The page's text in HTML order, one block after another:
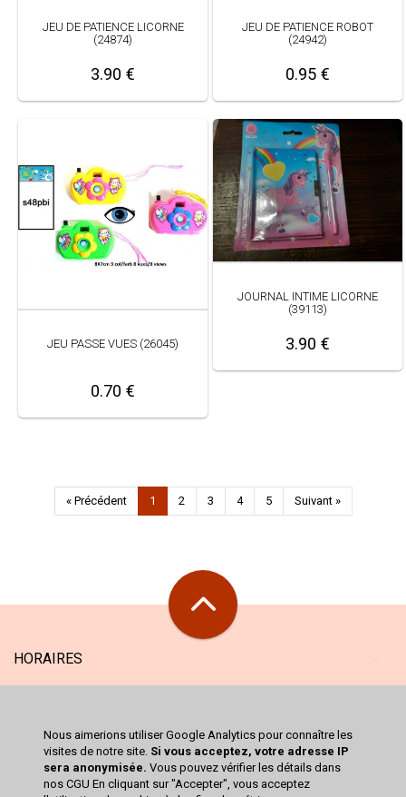
Nous aimerions utiliser Google Analytics pour connaître les
visites de notre site. Si vous acceptez, votre adresse IP
sera anonymisée. Vous pouvez vérifier les détails dans
nos CGU En cliquant sur "Accepter", vous acceptez
JEU DE PATIENCE LICORNE
(24874)
3.90 €
JEU DE PATIENCE ROBOT
(24942)
0.95 €
JEU PASSE VUES (26045)
0.70 €
JOURNAL INTIME LICORNE
(39113)
3.90 €
« Précédent 1 2 3 4 5 Suivant »
HORAIRES
SERVICES